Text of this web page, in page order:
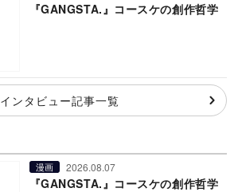
『GANGSTA.』コースケの創作哲学
インタビュー記事一覧
漫画 2026.08.07
『GANGSTA.』コースケの創作哲学